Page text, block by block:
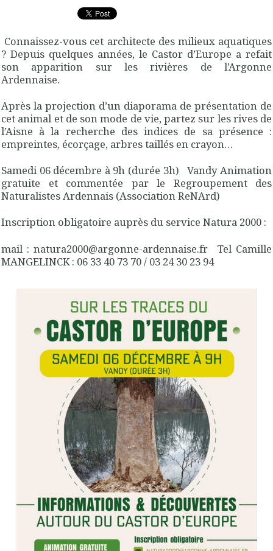
Connaissez-vous cet architecte des milieux aquatiques
? Depuis quelques années, le Castor d’Europe a refait
son apparition sur les rivières de l’Argonne
Ardennaise.
Après la projection d’un diaporama de présentation de
cet animal et de son mode de vie, partez sur les rives de
l’Aisne à la recherche des indices de sa présence :
empreintes, écorçage, arbres taillés en crayon…
Samedi 06 décembre à 9h (durée 3h) Vandy Animation
gratuite et commentée par le Regroupement des
Naturalistes Ardennais (Association ReNArd)
Inscription obligatoire auprès du service Natura 2000 : ​
mail : natura2000@argonne-ardennaise.fr Tel Camille
MANGELINCK : 06 33 40 73 70 / 03 24 30 23 94